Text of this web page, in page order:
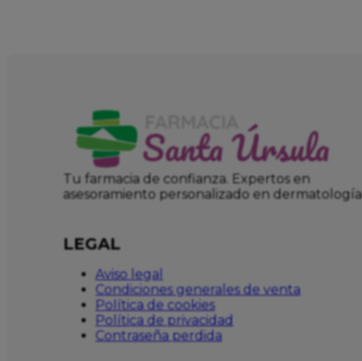
Tu farmacia de confianza. Expertos en
asesoramiento personalizado en dermatología
LEGAL
Aviso legal
Condiciones generales de venta
Política de cookies
Política de privacidad
Contraseña perdida